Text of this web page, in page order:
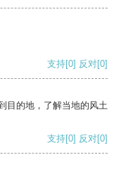
支持[0] 反对[0]
目的地，了解当地的风土
支持[0] 反对[0]